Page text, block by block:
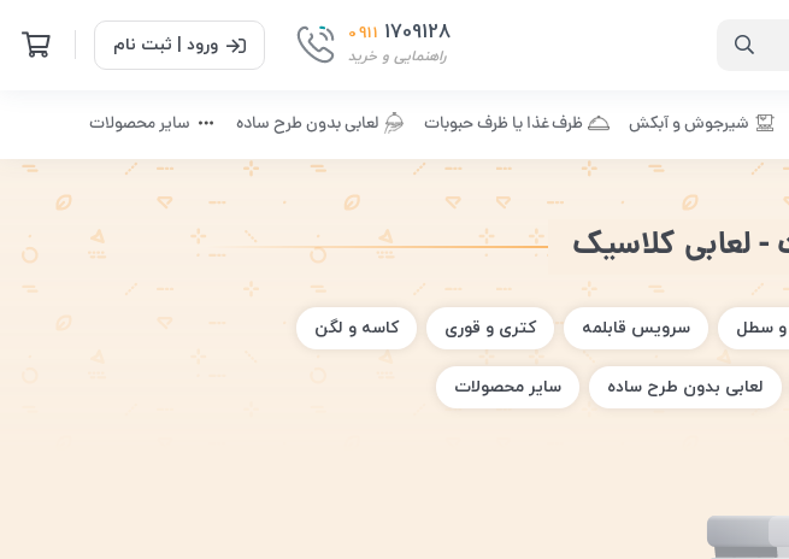
0911 1709128
راهنمایی و خرید ورود | ثبت نام
شیرجوش و آبکش ظرف غذا یا ظرف حبوبات لعابی بدون طرح ساده سایر محصولات
لعابی کلاسیک
و سطل سرویس قابلمه کتری و قوری کاسه و لگن
لعابی بدون طرح ساده سایر محصولات